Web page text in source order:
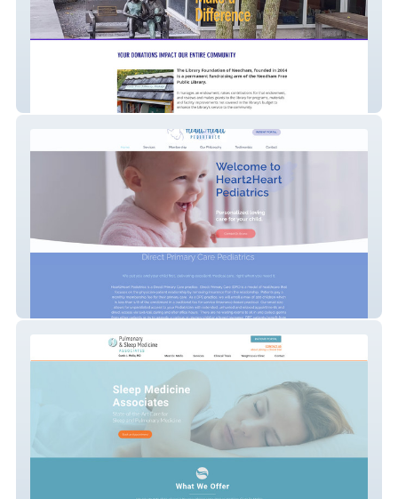
Needham Library Foundation
Heart2Heart Pediatrics